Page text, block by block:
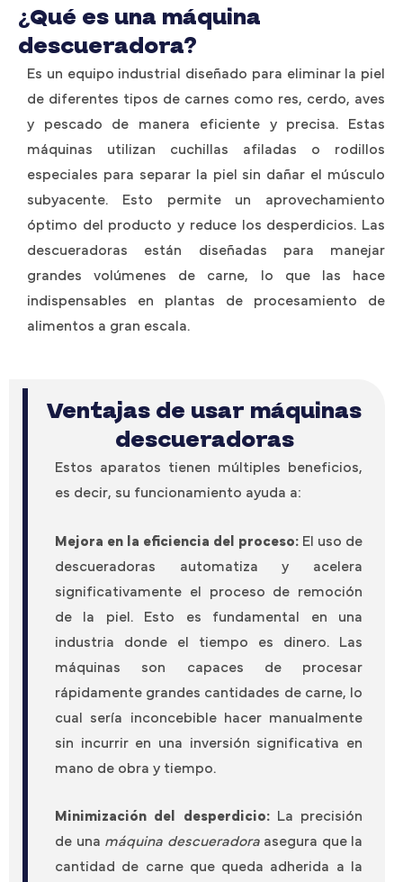
¿Qué es una máquina
descueradora?
Es un equipo industrial diseñado para eliminar la piel
de diferentes tipos de carnes como res, cerdo, aves
y pescado de manera eficiente y precisa. Estas
máquinas utilizan cuchillas afiladas o rodillos
especiales para separar la piel sin dañar el músculo
subyacente. Esto permite un aprovechamiento
óptimo del producto y reduce los desperdicios. Las
descueradoras están diseñadas para manejar
grandes volúmenes de carne, lo que las hace
indispensables en plantas de procesamiento de
alimentos a gran escala.
Ventajas de usar máquinas
descueradoras
Estos aparatos tienen múltiples beneficios,
es decir, su funcionamiento ayuda a:
Mejora en la eficiencia del proceso: El uso de
descueradoras automatiza y acelera
significativamente el proceso de remoción
de la piel. Esto es fundamental en una
industria donde el tiempo es dinero. Las
máquinas son capaces de procesar
rápidamente grandes cantidades de carne, lo
cual sería inconcebible hacer manualmente
sin incurrir en una inversión significativa en
mano de obra y tiempo.
Minimización del desperdicio:
La precisión
de una máquina descueradoraasegura que la
cantidad de carne que queda adherida a la